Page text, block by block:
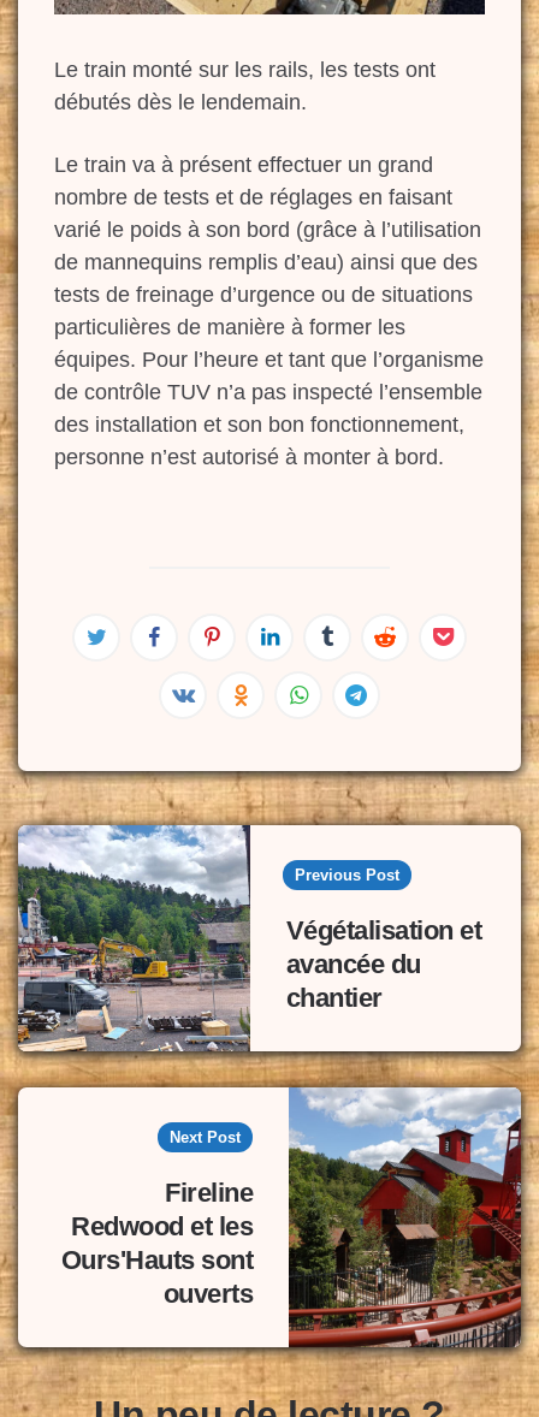
Le train monté sur les rails, les tests ont
débutés dès le lendemain.
Le train va à présent effectuer un grand
nombre de tests et de réglages en faisant
varié le poids à son bord (grâce à l’utilisation
de mannequins remplis d’eau) ainsi que des
tests de freinage d’urgence ou de situations
particulières de manière à former les
équipes. Pour l’heure et tant que l’organisme
de contrôle TUV n’a pas inspecté l’ensemble
des installation et son bon fonctionnement,
personne n’est autorisé à monter à bord.
Post
navigation
Previous Post
Végétalisation et
avancée du
chantier
Next Post
Fireline
Redwood et les
Ours'Hauts sont
ouverts